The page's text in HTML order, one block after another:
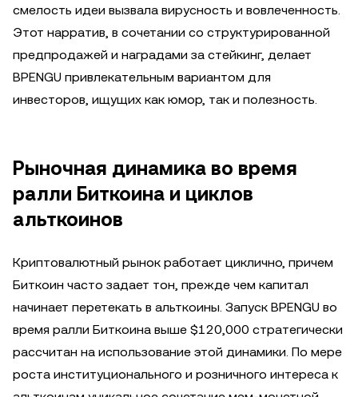
смелость идеи вызвала вирусность и вовлеченность.
Этот нарратив, в сочетании со структурированной
предпродажей и наградами за стейкинг, делает
BPENGU привлекательным вариантом для
инвесторов, ищущих как юмор, так и полезность.
Рыночная динамика во время
ралли Биткоина и циклов
альткоинов
Криптовалютный рынок работает циклично, причем
Биткоин часто задает тон, прежде чем капитал
начинает перетекать в альткоины. Запуск BPENGU во
время ралли Биткоина выше $120,000 стратегически
рассчитан на использование этой динамики. По мере
роста институционального и розничного интереса к